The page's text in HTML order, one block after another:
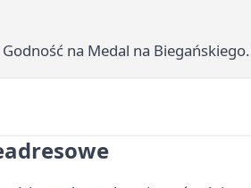
Godność na Medal na